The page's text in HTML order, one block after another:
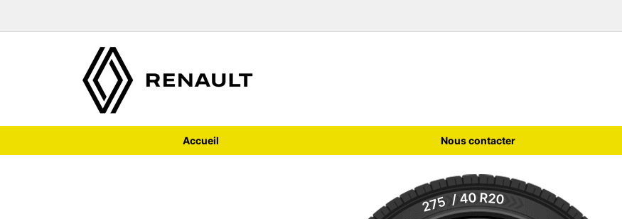
Accueil Nous contacter
275 / 40 R20